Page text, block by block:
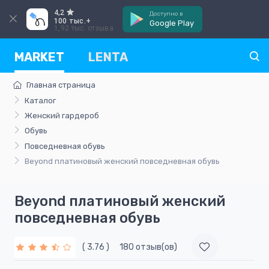
4,2
100 тыс.+
1,92 тыс. отзыва
Доступно в
Google Play
MARKET LENTA
Главная страница
Каталог
Женский гардероб
Обувь
Повседневная обувь
Beyond платиновый женский повседневная обувь
Beyond платиновый женский
повседневная обувь
( 3.76 ) 180 отзыв(ов)